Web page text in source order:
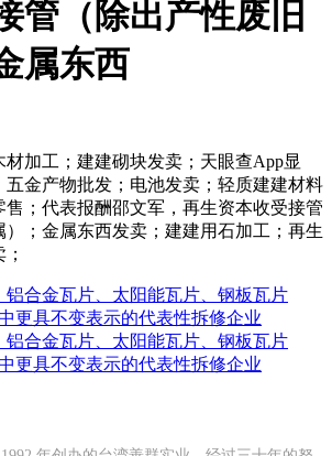
管（除出产性废旧
属东西
工；建建砌块发卖；天眼查App显
五金产物批发；电池发卖；轻质建建材料
售；代表报酬邵文军，再生资本收受接管
）；金属东西发卖；建建用石加工；再生
铝合金瓦片、太阳能瓦片、钢板瓦片
更具不变表示的代表性拆修企业
铝合金瓦片、太阳能瓦片、钢板瓦片
更具不变表示的代表性拆修企业